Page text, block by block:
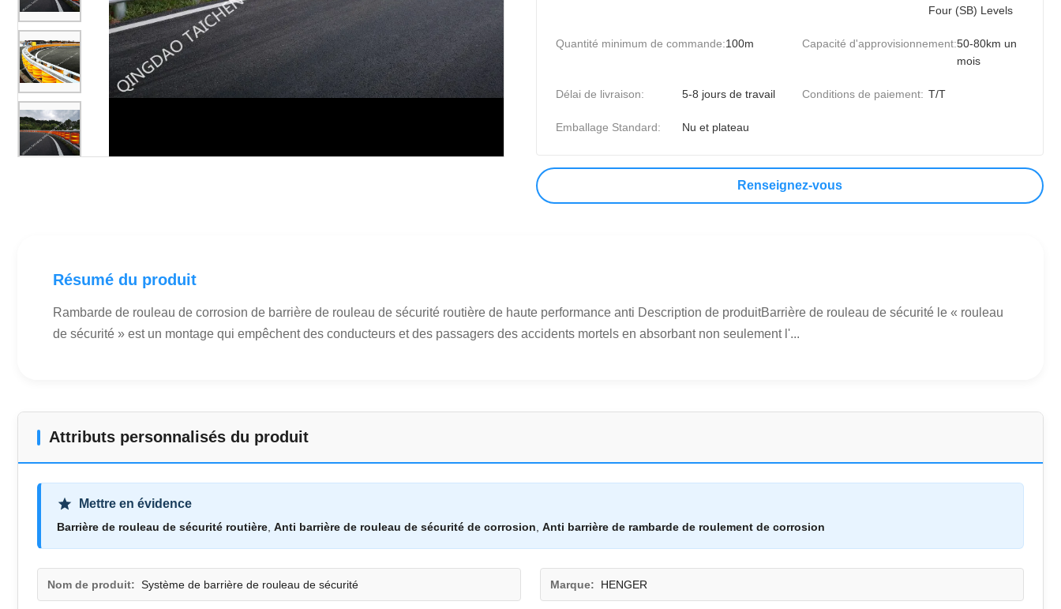
Four (SB) Levels
Quantité minimum de commande:100m Capacité d'approvisionnement:50-80km un
mois
Délai de livraison: 5-8 jours de travail Conditions de paiement: T/T
Emballage Standard: Nu et plateau
Renseignez-vous
Résumé du produit
Rambarde de rouleau de corrosion de barrière de rouleau de sécurité routière de haute performance anti Description de produitBarrière de rouleau de sécurité le « rouleau
de sécurité » est un montage qui empêchent des conducteurs et des passagers des accidents mortels en absorbant non seulement l'...
Attributs personnalisés du produit
Mettre en évidence
Barrière de rouleau de sécurité routière Anti barrière de rouleau de sécurité de corrosion Anti barrière de rambarde de roulement de corrosion
Nom de produit: Système de barrière de rouleau de sécurité Marque: HENGER